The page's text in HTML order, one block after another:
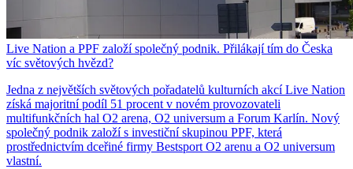
Live Nation a PPF založí společný podnik. Přilákají tím do Česka
víc světových hvězd?
Jedna z největších světových pořadatelů kulturních akcí Live Nation
získá majoritní podíl 51 procent v novém provozovateli
multifunkčních hal O2 arena, O2 universum a Forum Karlín. Nový
společný podnik založí s investiční skupinou PPF, která
prostřednictvím dceřiné firmy Bestsport O2 arenu a O2 universum
vlastní.